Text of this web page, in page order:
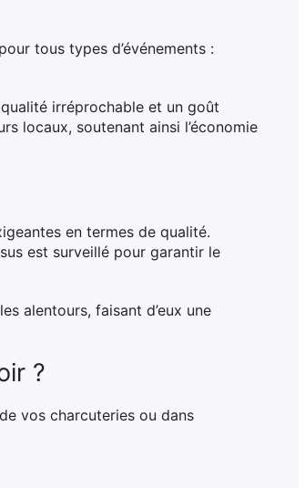
tous types d’événements :
irréprochable et un goût
locaux, soutenant ainsi l’économie
en termes de qualité.
est surveillé pour garantir le
alentours, faisant d’eux une
?
vos charcuteries ou dans